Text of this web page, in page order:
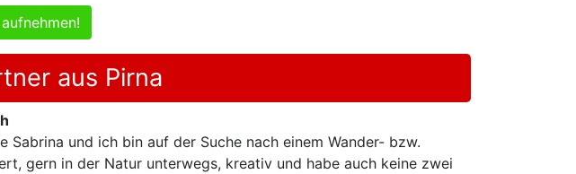
aus Pirna
und ich bin auf der Suche nach einem Wander- bzw.
gern in der Natur unterwegs, kreativ und habe auch keine zwei